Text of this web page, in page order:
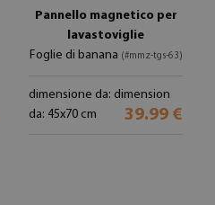
Pannello magnetico per
lavastoviglie
Foglie di banana (#mmz-tgs-63)
dimensione da: dimension
da: 45x70 cm
39.99 €